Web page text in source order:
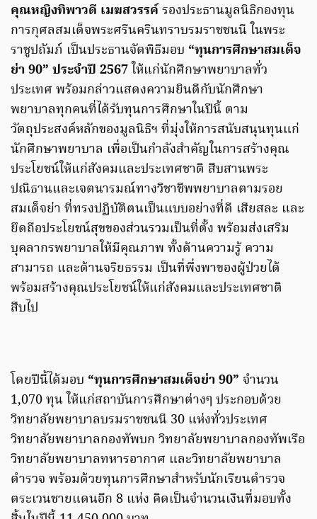
คุณหญิงทิพาวดี เมฆสวรรค์รองประธานมูลนิธิกองทุน
การกุศลสมเด็จพระศรีนครินทราบรมราชชนนี ในพระ
ราชูปถัมภ์ เป็นประธานจัดพิธีมอบ “ทุนการศึกษาสมเด็จ
ย่า 90” ประจำปี 2567ให้แก่นักศึกษาพยาบาลทั่ว
ประเทศ พร้อมกล่าวแสดงความยินดีกับนักศึกษา
พยาบาลทุกคนที่ได้รับทุนการศึกษาในปีนี้ ตาม
วัตถุประสงค์หลักของมูลนิธิฯ ที่มุ่งให้การสนับสนุนทุนแก่
นักศึกษาพยาบาล เพื่อเป็นกำลังสำคัญในการสร้างคุณ
ประโยชน์ให้แก่สังคมและประเทศชาติ สืบสานพระ
ปณิธานและเจตนารมณ์ทางวิชาชีพพยาบาลตามรอย
สมเด็จย่า ที่ทรงปฏิบัติตนเป็นแบบอย่างที่ดี เสียสละ และ
ยึดถือประโยชน์สุขของส่วนรวมเป็นที่ตั้ง พร้อมส่งเสริม
บุคลากรพยาบาลให้มีคุณภาพ ทั้งด้านความรู้ ความ
สามารถ และด้านจริยธรรม เป็นที่พึ่งพาของผู้ป่วยได้
พร้อมสร้างคุณประโยชน์ให้แก่สังคมและประเทศชาติ
สืบไป
โดยปีนี้ได้มอบ “ทุนการศึกษาสมเด็จย่า 90” จำนวน
1,070 ทุน ให้แก่สถาบันการศึกษาต่างๆ ประกอบด้วย
วิทยาลัยพยาบาลบรมราชชนนี 30 แห่งทั่วประเทศ
วิทยาลัยพยาบาลกองทัพบก วิทยาลัยพยาบาลกองทัพเรือ
วิทยาลัยพยาบาลทหารอากาศ และวิทยาลัยพยาบาล
ตำรวจ พร้อมด้วยทุนการศึกษาสำหรับนักเรียนตำรวจ
ตระเวนชายแดนอีก 8 แห่ง คิดเป็นจำนวนเงินที่มอบทั้ง